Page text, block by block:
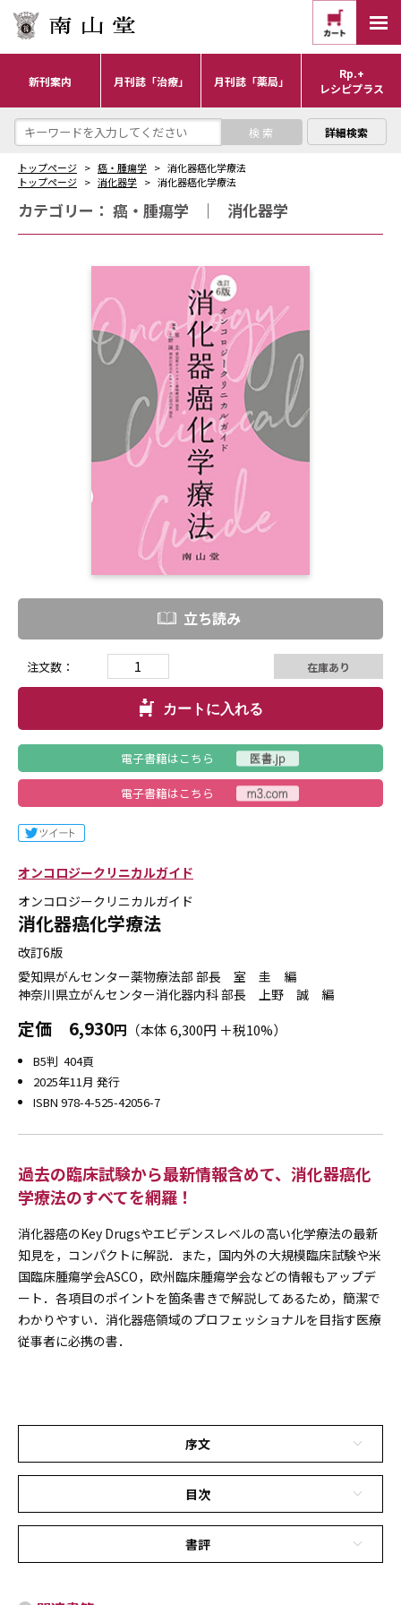
新刊案内 月刊誌「治療」 月刊誌「薬局」
Rp.+
レシピプラス
詳細検索
トップページ 癌・腫瘍学
消化器癌化学療法
トップページ
消化器学 消化器癌化学療法
カテゴリー： 癌・腫瘍学 ｜ 消化器学
立ち読み
注文数： 在庫あり
カートに入れる
電子書籍はこちら
電子書籍はこちら
オンコロジークリニカルガイド
オンコロジークリニカルガイド
消化器癌化学療法
改訂6版
愛知県がんセンター薬物療法部 部長 室 圭 編
神奈川県立がんセンター消化器内科 部長 上野 誠 編
定価 6,930円 （本体 6,300円 ＋税10%）
B5判 404頁
2025年11月 発行
ISBN 978-4-525-42056-7
過去の臨床試験から最新情報含めて、消化器癌化
学療法のすべてを網羅！
消化器癌のKey Drugsやエビデンスレベルの高い化学療法の最新
知見を，コンパクトに解説．また，国内外の大規模臨床試験や米
国臨床腫瘍学会ASCO，欧州臨床腫瘍学会などの情報もアップデ
ート．各項目のポイントを箇条書きで解説してあるため，簡潔で
わかりやすい．消化器癌領域のプロフェッショナルを目指す医療
従事者に必携の書．
序文
目次
書評